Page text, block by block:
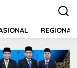
REGIONAL